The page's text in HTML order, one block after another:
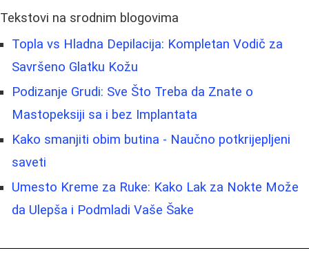
Tekstovi na srodnim blogovima
Topla vs Hladna Depilacija: Kompletan Vodič za
Savršeno Glatku Kožu
Podizanje Grudi: Sve Što Treba da Znate o
Mastopeksiji sa i bez Implantata
Kako smanjiti obim butina - Naučno potkrijepljeni
saveti
Umesto Kreme za Ruke: Kako Lak za Nokte Može
da Ulepša i Podmladi Vaše Šake